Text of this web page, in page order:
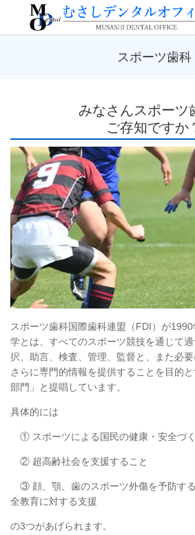
スポーツ歯科
みなさんスポーツ
ご存知ですか
スポーツ歯科国際歯科連盟（FDI）が
学とは、すべてのスポーツ競技を通じて
択、助言、検査、管理、監督と、また必要
さらに専門的情報を提供することを目的
部門」と提唱しています。
具体的には
① スポーツによる国民の健康・安全づ
② 超高齢社会を支援すること
③ 顔、顎、歯のスポーツ外傷を予防す
全教育に対する支援
の3つがあげられます。